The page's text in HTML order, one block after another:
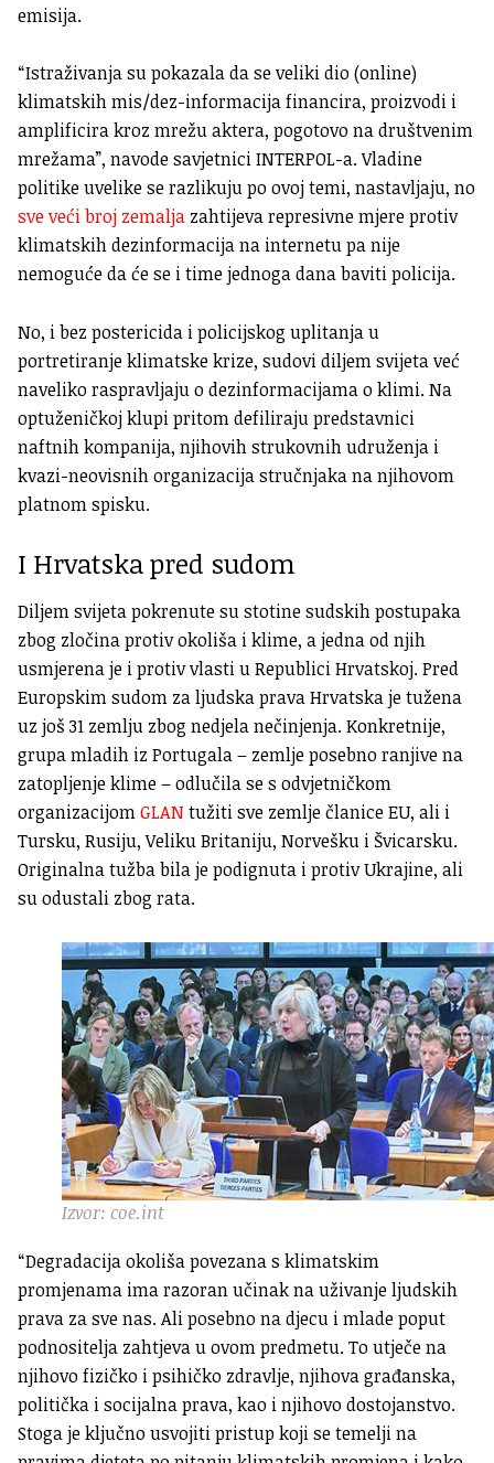
emisija.
“Istraživanja su pokazala da se veliki dio (online)
klimatskih mis/dez-informacija financira, proizvodi i
amplificira kroz mrežu aktera, pogotovo na društvenim
mrežama”, navode savjetnici INTERPOL-a. Vladine
politike uvelike se razlikuju po ovoj temi, nastavljaju, no
sve veći broj zemalja zahtijeva represivne mjere protiv
klimatskih dezinformacija na internetu pa nije
nemoguće da će se i time jednoga dana baviti policija.
No, i bez postericida i policijskog uplitanja u
portretiranje klimatske krize, sudovi diljem svijeta već
naveliko raspravljaju o dezinformacijama o klimi. Na
optuženičkoj klupi pritom defiliraju predstavnici
naftnih kompanija, njihovih strukovnih udruženja i
kvazi-neovisnih organizacija stručnjaka na njihovom
platnom spisku.
I Hrvatska pred sudom
Diljem svijeta pokrenute su stotine sudskih postupaka
zbog zločina protiv okoliša i klime, a jedna od njih
usmjerena je i protiv vlasti u Republici Hrvatskoj. Pred
Europskim sudom za ljudska prava Hrvatska je tužena
uz još 31 zemlju zbog nedjela nečinjenja. Konkretnije,
grupa mladih iz Portugala – zemlje posebno ranjive na
zatopljenje klime – odlučila se s odvjetničkom
organizacijomGLANtužiti sve zemlje članice EU, ali i
Tursku, Rusiju, Veliku Britaniju, Norvešku i Švicarsku.
Originalna tužba bila je podignuta i protiv Ukrajine, ali
su odustali zbog rata.
Izvor: coe.int
“Degradacija okoliša povezana s klimatskim
promjenama ima razoran učinak na uživanje ljudskih
prava za sve nas. Ali posebno na djecu i mlade poput
podnositelja zahtjeva u ovom predmetu. To utječe na
njihovo fizičko i psihičko zdravlje, njihova građanska,
politička i socijalna prava, kao i njihovo dostojanstvo.
Stoga je ključno usvojiti pristup koji se temelji na